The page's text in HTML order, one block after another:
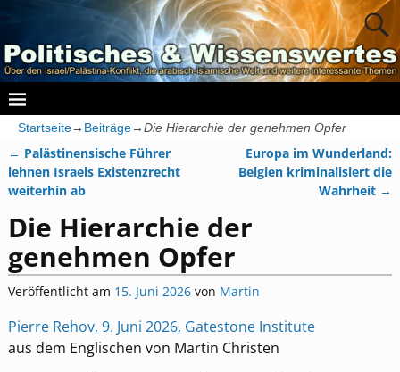
Startseite→ Beiträge→Die Hierarchie der genehmen Opfer
Artikelnavigation
← Palästinensische Führer
lehnen Israels Existenzrecht
weiterhin ab
Europa im Wunderland:
Belgien kriminalisiert die
Wahrheit →
Die Hierarchie der
genehmen Opfer
Veröffentlicht am 15. Juni 2026 von Martin
Pierre Rehov, 9. Juni 2026, Gatestone Institute
aus dem Englischen von Martin Christen